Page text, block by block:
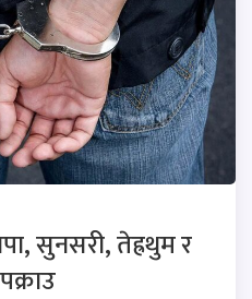
सुनसरी, तेह्रथुम र